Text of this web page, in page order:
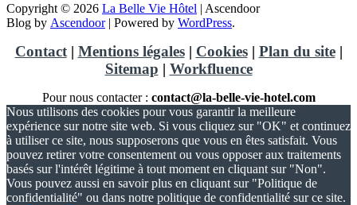
Copyright © 2026 La Belle Vie Hôtel | Ascendoor
Blog by Ascendoor| Powered by WordPress.
Contact| Mentions légales| Cookies| Plan du site|
Sitemap | Workfluence
Pour nous contacter : contact@la-belle-vie-hotel.com
Nous utilisons des cookies pour vous garantir la meilleure
expérience sur notre site web. Si vous cliquez sur "OK" et continuez
à utiliser ce site, nous supposerons que vous en êtes satisfait. Vous
pouvez retirer votre consentement ou vous opposer aux traitements
basés sur l'intérêt légitime à tout moment en cliquant sur "Non".
Vous pouvez aussi en savoir plus en cliquant sur "Politique de
confidentialité" ou dans notre politique de confidentialité sur ce site.